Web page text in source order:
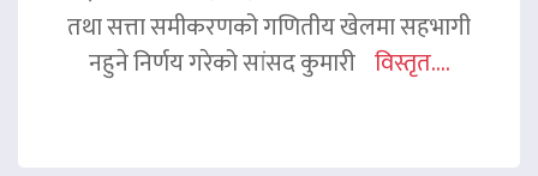
तथा सत्ता समीकरणको गणितीय खेलमा सहभागी
नहुने निर्णय गरेको सांसद कुमारी विस्तृत....